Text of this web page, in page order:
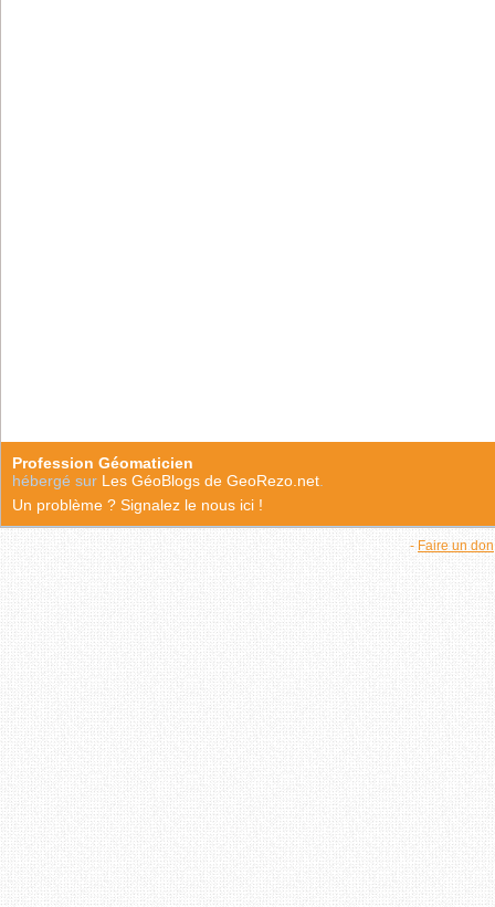
Profession Géomaticien
hébergé sur Les GéoBlogs de GeoRezo.net
Un problème ? Signalez le nous ici !
- Faire un don